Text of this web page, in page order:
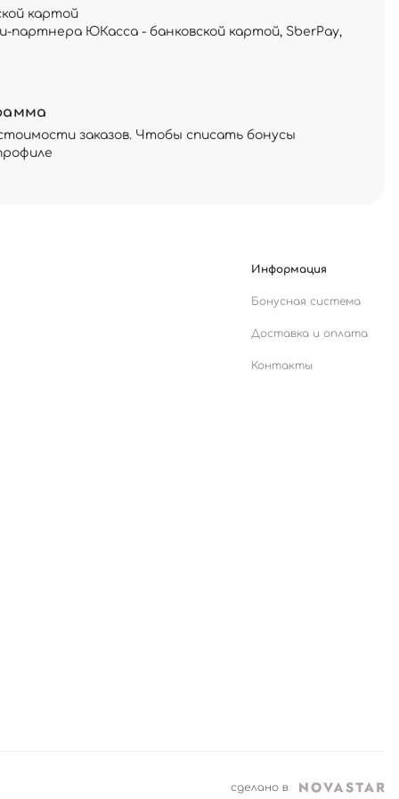
картой
партнера ЮКасса - банковской картой, SberPay,
заказов. Чтобы списать бонусы
Информация
Бонусная система
Доставка и оплата
Контакты